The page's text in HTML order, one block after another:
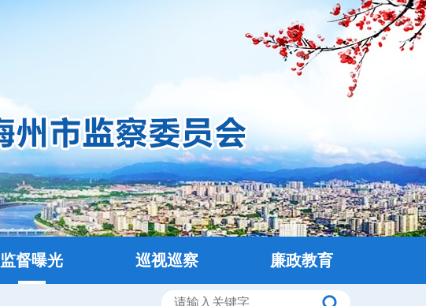
监督曝光 巡视巡察 廉政教育